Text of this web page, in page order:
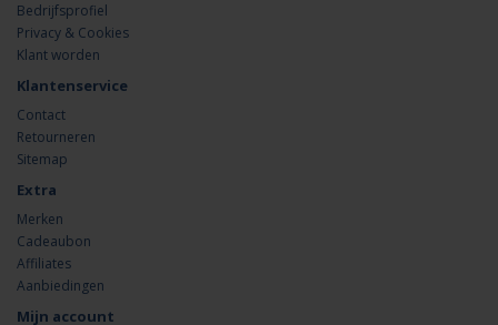
Bedrijfsprofiel
Privacy & Cookies
Klant worden
Klantenservice
Contact
Retourneren
Sitemap
Extra
Merken
Cadeaubon
Affiliates
Aanbiedingen
Mijn account